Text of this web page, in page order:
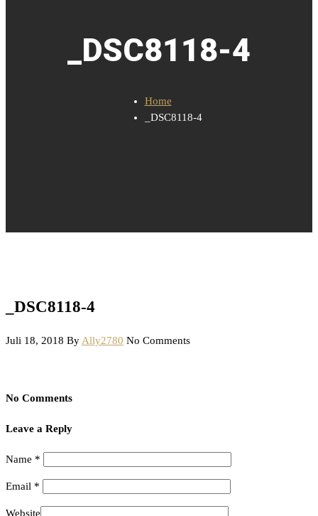
_DSC8118-4
Home
_DSC8118-4
_DSC8118-4
Juli 18, 2018 By Ally2780 No Comments
No Comments
Leave a Reply
Name *
Email *
Website